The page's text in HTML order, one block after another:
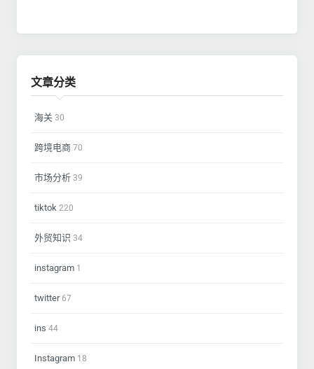
文章分类
海关 30
跨境电商 70
市场分析 39
tiktok 220
外贸知识 34
instagram 1
twitter67
ins 44
Instagram 18